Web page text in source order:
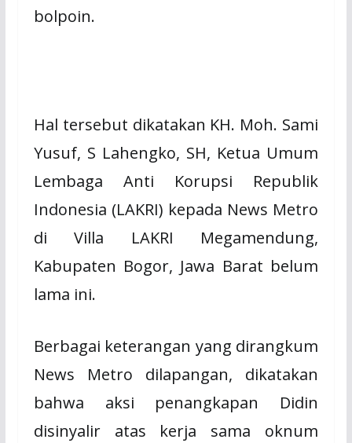
bolpoin.
Hal tersebut dikatakan KH. Moh. Sami
Yusuf, S Lahengko, SH, Ketua Umum
Lembaga Anti Korupsi Republik
Indonesia (LAKRI) kepada News Metro
di Villa LAKRI Megamendung,
Kabupaten Bogor, Jawa Barat belum
lama ini.
Berbagai keterangan yang dirangkum
News Metro dilapangan, dikatakan
bahwa aksi penangkapan Didin
disinyalir atas kerja sama oknum